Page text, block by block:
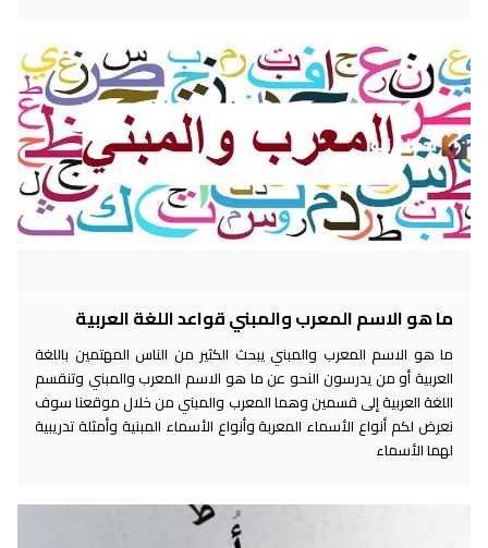
ما هو الاسم المعرب والمبني قواعد اللغة العربية
ما هو الاسم المعرب والمبني يبحث الكثير من الناس المهتمين باللغة
العربية أو من يدرسون النحو عن ما هو الاسم المعرب والمبني وتنقسم
اللغة العربية إلى قسمين وهما المعرب والمبني من خلال موقعنا سوف
نعرض لكم أنواع الأسماء المعربة وأنواع الأسماء المبنية وأمثلة تدريبية
لهما الأسماء